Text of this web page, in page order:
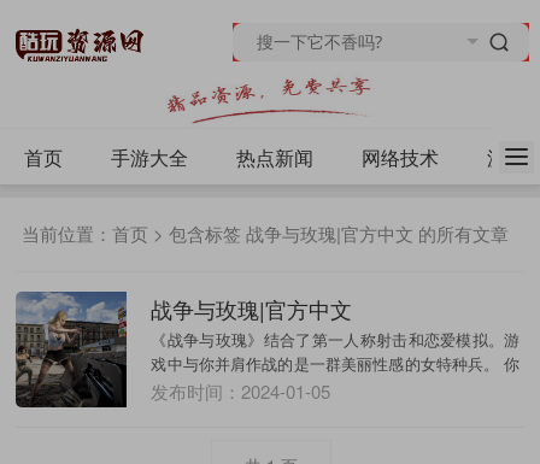
首页 手游大全 热点新闻 网络技术 源码
当前位置：首页 > 包含标签 战争与玫瑰|官方中文 的所有文章
战争与玫瑰|官方中文
《战争与玫瑰》结合了第一人称射击和恋爱模拟。游
戏中与你并肩作战的是一群美丽性感的女特种兵。 你
可以...
发布时间：2024-01-05